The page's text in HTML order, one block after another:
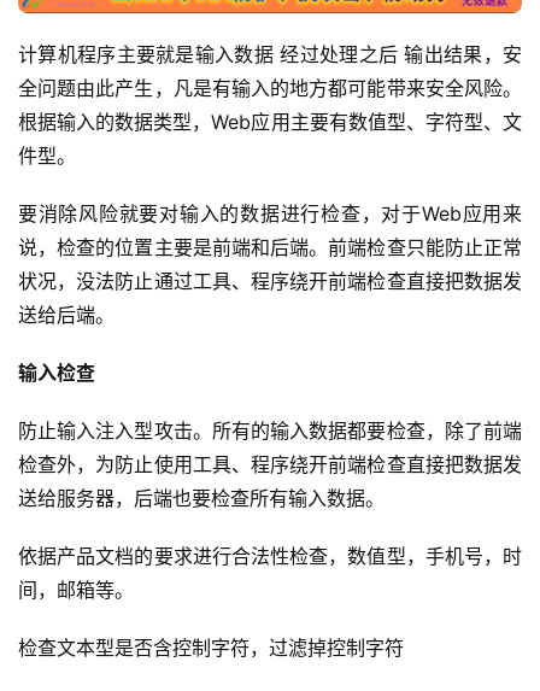
计算机程序主要就是输入数据 经过处理之后 输出结果，安
全问题由此产生，凡是有输入的地方都可能带来安全风险。
根据输入的数据类型，Web应用主要有数值型、字符型、文
件型。
要消除风险就要对输入的数据进行检查，对于Web应用来
说，检查的位置主要是前端和后端。前端检查只能防止正常
状况，没法防止通过工具、程序绕开前端检查直接把数据发
送给后端。
输入检查
防止输入注入型攻击。所有的输入数据都要检查，除了前端
检查外，为防止使用工具、程序绕开前端检查直接把数据发
送给服务器，后端也要检查所有输入数据。
依据产品文档的要求进行合法性检查，数值型，手机号，时
间，邮箱等。
检查文本型是否含控制字符，过滤掉控制字符